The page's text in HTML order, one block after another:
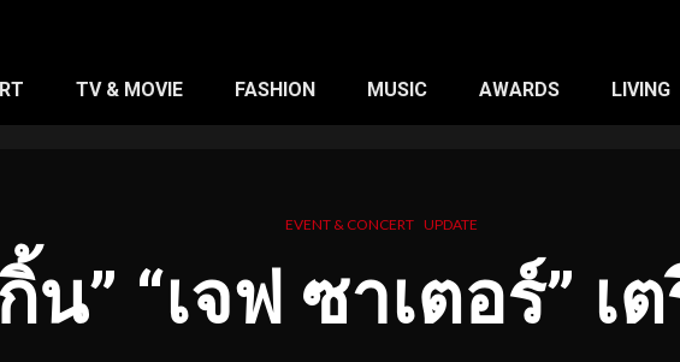
TV & MOVIE FASHION MUSIC AWARDS LIVING
EVENT & CONCERT UPDATE
น” “เจฟ ซาเตอร์” เ